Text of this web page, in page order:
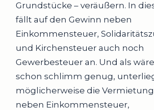
Grundstücke – veräußern. In
fällt auf den Gewinn neben
Einkommensteuer,
und Kirchensteuer auch noch
Gewerbesteuer an. Und als
schon schlimm genug,
möglicherweise die
neben Einkommensteuer,